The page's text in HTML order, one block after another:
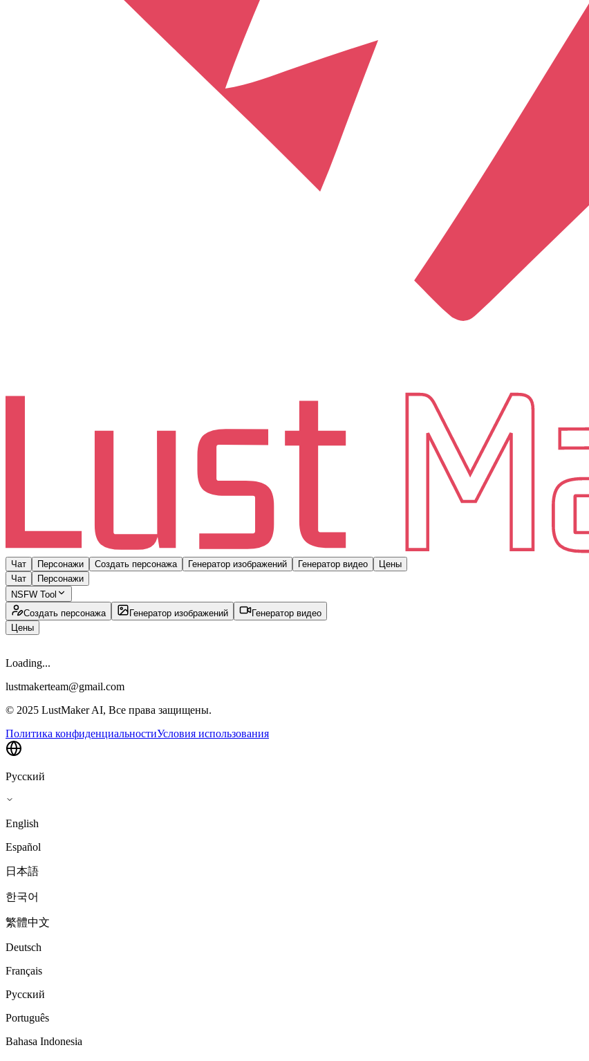
Чат Персонажи Создать персонажа Генератор изображений Генератор видео
Цены
Чат
Персонажи
NSFW Tool
Создать персонажа
Генератор изображений
Генератор видео
Цены
Loading...
lustmakerteam@gmail.com
© 2025 LustMaker AI, Все права защищены.
Политика конфиденциальностиУсловия использования
Русский
English
Español
日本語
한국어
繁體中文
Deutsch
Français
Русский
Português
Bahasa Indonesia